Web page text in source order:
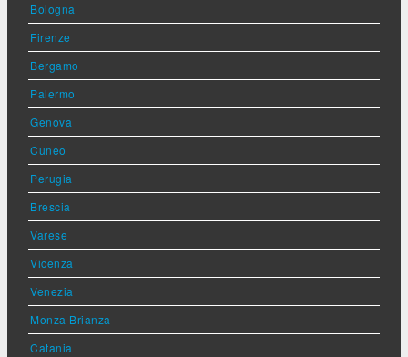
Bologna
Firenze
Bergamo
Palermo
Genova
Cuneo
Perugia
Brescia
Varese
Vicenza
Venezia
Monza Brianza
Catania